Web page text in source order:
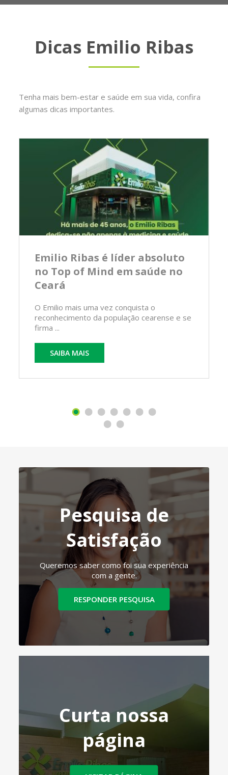
Dicas Emilio Ribas
Tenha mais bem-estar e saúde em sua vida, confira
algumas dicas importantes.
Emilio Ribas é líder absoluto
no Top of Mind em saúde no
Ceará
O Emilio mais uma vez conquista o
reconhecimento da população cearense e se
firma ...
SAIBA MAIS
Pesquisa de
Satisfação
Queremos saber como foi sua experiência
com a gente.
RESPONDER PESQUISA
Curta nossa
página